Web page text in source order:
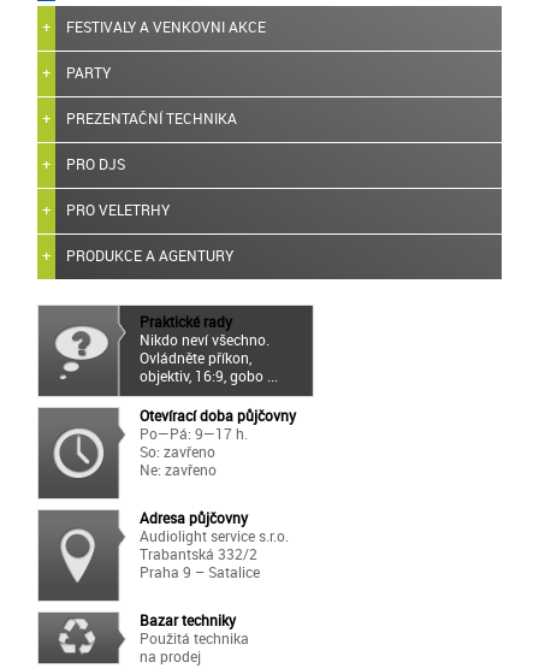
FESTIVALY A VENKOVNI AKCE
PARTY
PREZENTAČNÍ TECHNIKA
PRO DJS
PRO VELETRHY
PRODUKCE A AGENTURY
Praktické rady
Nikdo neví všechno.
Ovládněte příkon,
objektiv, 16:9, gobo ...
Otevírací doba půjčovny
Po—Pá: 9—17 h.
So: zavřeno
Ne: zavřeno
Adresa půjčovny
Audiolight service s.r.o.
Trabantská 332/2
Praha 9 – Satalice
Bazar techniky
Použitá technika
na prodej